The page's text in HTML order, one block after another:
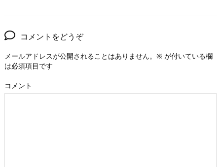
コメントをどうぞ
メールアドレスが公開されることはありません。 ※ が付いている欄
は必須項目です
コメント